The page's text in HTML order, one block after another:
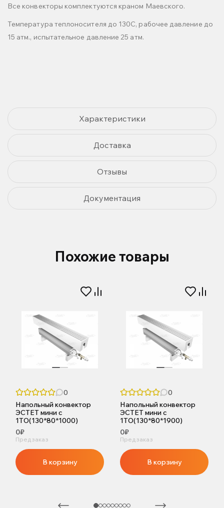
Все конвекторы комплектуются краном Маевского.
Температура теплоносителя до 130С, рабочее давление до
15 атм., испытательное давление 25 атм.
Характеристики
Доставка
Отзывы
Документация
Похожие товары
0
Напольный конвектор
ЭСТЕТ мини с
1ТО(130*80*1000)
0₽
Предзаказ
В корзину
0
Напольный конвектор
ЭСТЕТ мини с
1ТО(130*80*1900)
0₽
Предзаказ
В корзину